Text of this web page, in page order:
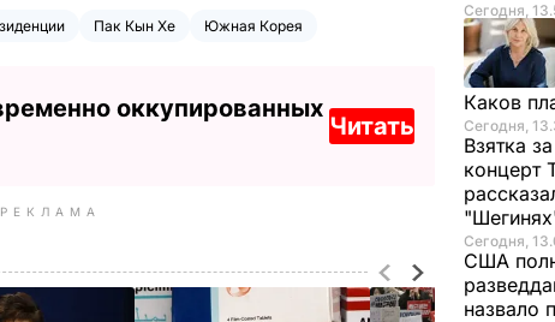
Пак Кын Хе Южная Корея
оккупированных
Читать
РЕКЛАМА
Сегодня,
Каков
Сегодня,
Взятка
концерт
Сегодня,
США
назвало